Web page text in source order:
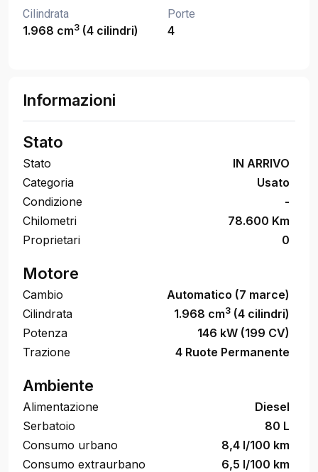
Cilindrata
1.968 cm3 (4 cilindri)
Porte
4
Informazioni
Stato
Stato
IN ARRIVO
Categoria
Usato
Condizione
-
Chilometri
78.600 Km
Proprietari
0
Motore
Cambio
Automatico (7 marce)
Cilindrata
1.968 cm3 (4 cilindri)
Potenza
146 kW (199 CV)
Trazione
4 Ruote Permanente
Ambiente
Alimentazione
Diesel
Serbatoio
80 L
Consumo urbano
8,4 l/100 km
Consumo extraurbano
6,5 l/100 km